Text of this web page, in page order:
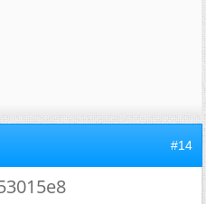
#14